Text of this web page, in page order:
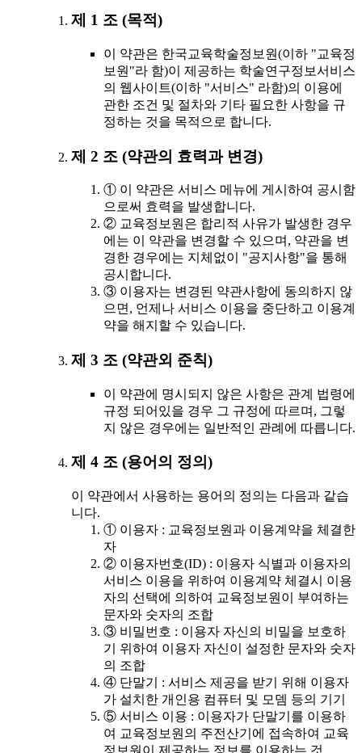
제 1 조 (목적)
이 약관은 한국교육학술정보원(이하 "교육정
보원"라 함)이 제공하는 학술연구정보서비스
의 웹사이트(이하 "서비스" 라함)의 이용에
관한 조건 및 절차와 기타 필요한 사항을 규
정하는 것을 목적으로 합니다.
제 2 조 (약관의 효력과 변경)
① 이 약관은 서비스 메뉴에 게시하여 공시함
으로써 효력을 발생합니다.
② 교육정보원은 합리적 사유가 발생한 경우
에는 이 약관을 변경할 수 있으며, 약관을 변
경한 경우에는 지체없이 "공지사항"을 통해
공시합니다.
③ 이용자는 변경된 약관사항에 동의하지 않
으면, 언제나 서비스 이용을 중단하고 이용계
약을 해지할 수 있습니다.
제 3 조 (약관외 준칙)
이 약관에 명시되지 않은 사항은 관계 법령에
규정 되어있을 경우 그 규정에 따르며, 그렇
지 않은 경우에는 일반적인 관례에 따릅니다.
제 4 조 (용어의 정의)
이 약관에서 사용하는 용어의 정의는 다음과 같습
니다.
① 이용자 : 교육정보원과 이용계약을 체결한
자
② 이용자번호(ID) : 이용자 식별과 이용자의
서비스 이용을 위하여 이용계약 체결시 이용
자의 선택에 의하여 교육정보원이 부여하는
문자와 숫자의 조합
③ 비밀번호 : 이용자 자신의 비밀을 보호하
기 위하여 이용자 자신이 설정한 문자와 숫자
의 조합
④ 단말기 : 서비스 제공을 받기 위해 이용자
가 설치한 개인용 컴퓨터 및 모뎀 등의 기기
⑤ 서비스 이용 : 이용자가 단말기를 이용하
여 교육정보원의 주전산기에 접속하여 교육